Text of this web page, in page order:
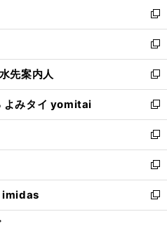
く
で
開
く
ド
ウ
で
開
く
い
ウ
ィ
ン
ド
ウ
で
開
く
新
し
い
ウ
ィ
ン
ド
ウ
で
開
く
新
し
い
ウ
ィ
ン
ド
ウ
で
開
く
先案内人
新
し
い
ウ
ィ
ン
ド
ウ
で
開
よみタイ yomitai
新
し
い
ウ
ィ
ン
ド
ウ
新
し
い
ウ
ィ
ン
新
し
い
ウ
imidas
新
し